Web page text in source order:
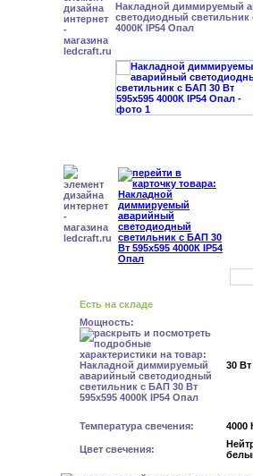
Накладной диммируемый
светодиодный светильник
4000К IP54 Опал
Есть на складе
Мощность:
30 Вт
Температура свечения: 4000
Цвет свечения: